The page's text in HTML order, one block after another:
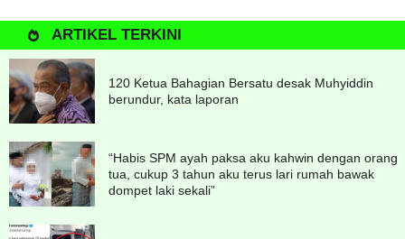
ARTIKEL TERKINI
120 Ketua Bahagian Bersatu desak Muhyiddin
berundur, kata laporan
“Habis SPM ayah paksa aku kahwin dengan orang
tua, cukup 3 tahun aku terus lari rumah bawak
dompet laki sekali”